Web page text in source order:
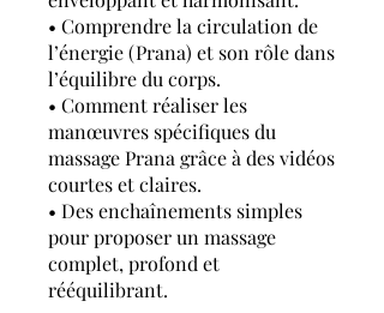
• Comprendre la circulation de
l’énergie (Prana) et son rôle dans
l’équilibre du corps.
• Comment réaliser les
manœuvres spécifiques du
massage Prana grâce à des vidéos
courtes et claires.
• Des enchaînements simples
pour proposer un massage
complet, profond et
rééquilibrant.